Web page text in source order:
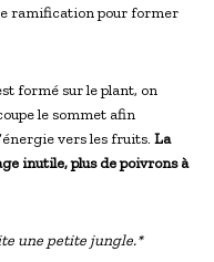
ramification pour former
formé sur le plant, on
le sommet afin
vers les fruits. La
inutile, plus de poivrons à
une petite jungle.*